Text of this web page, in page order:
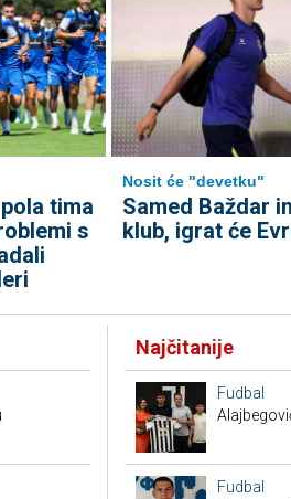
tima
s
Nosit će "devetku"
Samed Baždar
klub, igrat će
Najčitanije
Fudbal
Fudbal